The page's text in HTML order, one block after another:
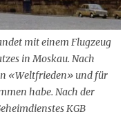
mit einem Flugzeug
in Moskau. Nach
«Weltfrieden» und für
habe. Nach der
KGB